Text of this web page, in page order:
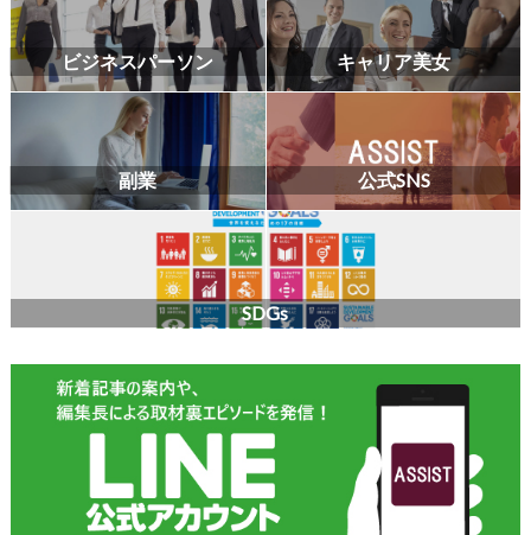
ビジネスパーソン キャリア美女
副業 公式SNS
SDGs